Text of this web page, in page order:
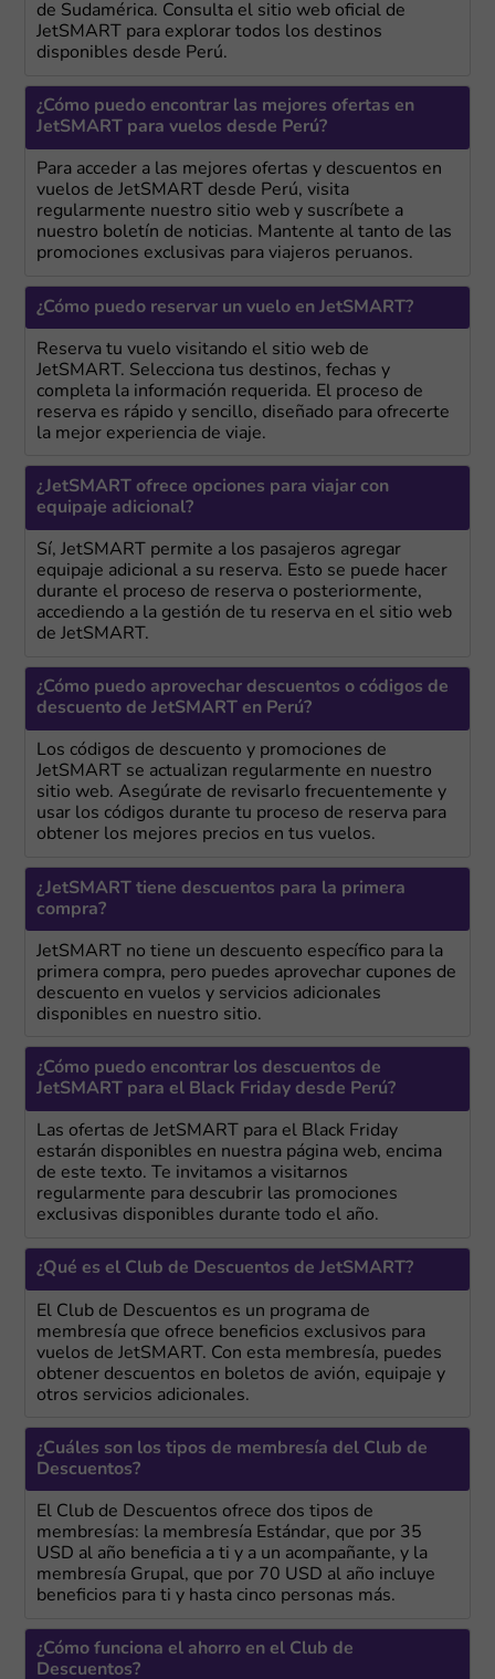
de Sudamérica. Consulta el sitio web oficial de
JetSMART para explorar todos los destinos
disponibles desde Perú.
¿Cómo puedo encontrar las mejores ofertas en
JetSMART para vuelos desde Perú?
Para acceder a las mejores ofertas y descuentos en
vuelos de JetSMART desde Perú, visita
regularmente nuestro sitio web y suscríbete a
nuestro boletín de noticias. Mantente al tanto de las
promociones exclusivas para viajeros peruanos.
¿Cómo puedo reservar un vuelo en JetSMART?
Reserva tu vuelo visitando el sitio web de
JetSMART. Selecciona tus destinos, fechas y
completa la información requerida. El proceso de
reserva es rápido y sencillo, diseñado para ofrecerte
la mejor experiencia de viaje.
¿JetSMART ofrece opciones para viajar con
equipaje adicional?
Sí, JetSMART permite a los pasajeros agregar
equipaje adicional a su reserva. Esto se puede hacer
durante el proceso de reserva o posteriormente,
accediendo a la gestión de tu reserva en el sitio web
de JetSMART.
¿Cómo puedo aprovechar descuentos o códigos de
descuento de JetSMART en Perú?
Los códigos de descuento y promociones de
JetSMART se actualizan regularmente en nuestro
sitio web. Asegúrate de revisarlo frecuentemente y
usar los códigos durante tu proceso de reserva para
obtener los mejores precios en tus vuelos.
¿JetSMART tiene descuentos para la primera
compra?
JetSMART no tiene un descuento específico para la
primera compra, pero puedes aprovechar cupones de
descuento en vuelos y servicios adicionales
disponibles en nuestro sitio.
¿Cómo puedo encontrar los descuentos de
JetSMART para el Black Friday desde Perú?
Las ofertas de JetSMART para el Black Friday
estarán disponibles en nuestra página web, encima
de este texto. Te invitamos a visitarnos
regularmente para descubrir las promociones
exclusivas disponibles durante todo el año.
¿Qué es el Club de Descuentos de JetSMART?
El Club de Descuentos es un programa de
membresía que ofrece beneficios exclusivos para
vuelos de JetSMART. Con esta membresía, puedes
obtener descuentos en boletos de avión, equipaje y
otros servicios adicionales.
¿Cuáles son los tipos de membresía del Club de
Descuentos?
El Club de Descuentos ofrece dos tipos de
membresías: la membresía Estándar, que por 35
USD al año beneficia a ti y a un acompañante, y la
membresía Grupal, que por 70 USD al año incluye
beneficios para ti y hasta cinco personas más.
¿Cómo funciona el ahorro en el Club de
Descuentos?